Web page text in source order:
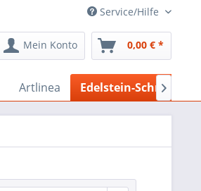
Service/Hilfe
Mein Konto 0,00 € *
Artlinea Edelstein-Schmuck
